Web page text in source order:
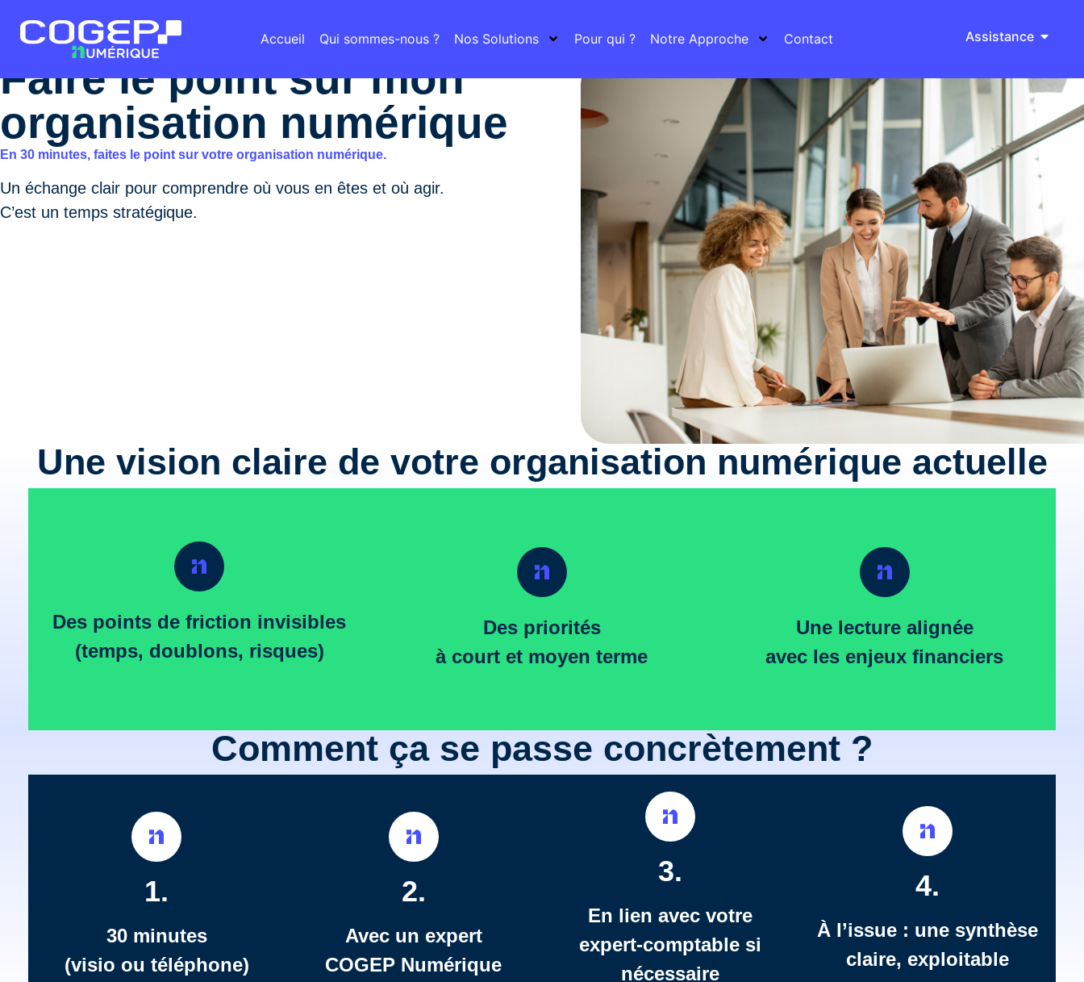
Accueil Qui sommes-nous ? Nos Solutions Pour qui ? Notre Approche Contact Assistance
Faire le point sur mon
organisation numérique
En 30 minutes, faites le point sur votre organisation numérique.
Un échange clair pour comprendre où vous en êtes et où agir.
C’est un temps stratégique.
Une vision claire de votre organisation numérique actuelle
Des points de friction invisibles
(temps, doublons, risques)
Des priorités
à court et moyen terme
Une lecture alignée
avec les enjeux financiers
Comment ça se passe concrètement ?
1.
30 minutes
(visio ou téléphone)
2.
Avec un expert
COGEP Numérique
3.
En lien avec votre
expert-comptable si
nécessaire
4.
À l’issue : une synthèse
claire, exploitable